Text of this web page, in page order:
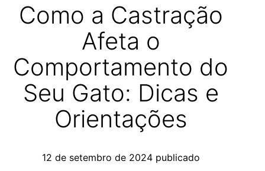
Como a Castração
Afeta o
Comportamento do
Seu Gato: Dicas e
Orientações
12 de setembro de 2024publicado